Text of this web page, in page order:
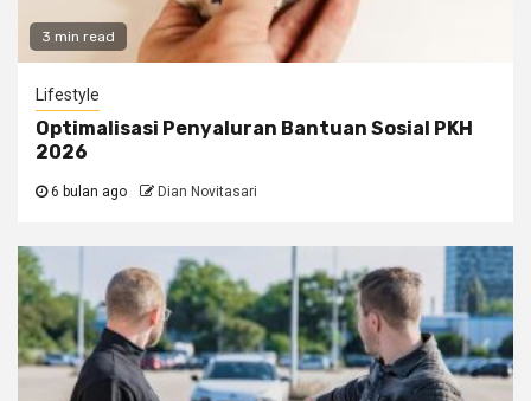
3 min read
Lifestyle
Optimalisasi Penyaluran Bantuan Sosial PKH
2026
6 bulan ago Dian Novitasari